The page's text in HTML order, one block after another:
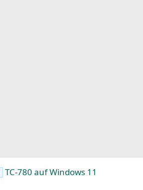
TC-780 auf Windows 11